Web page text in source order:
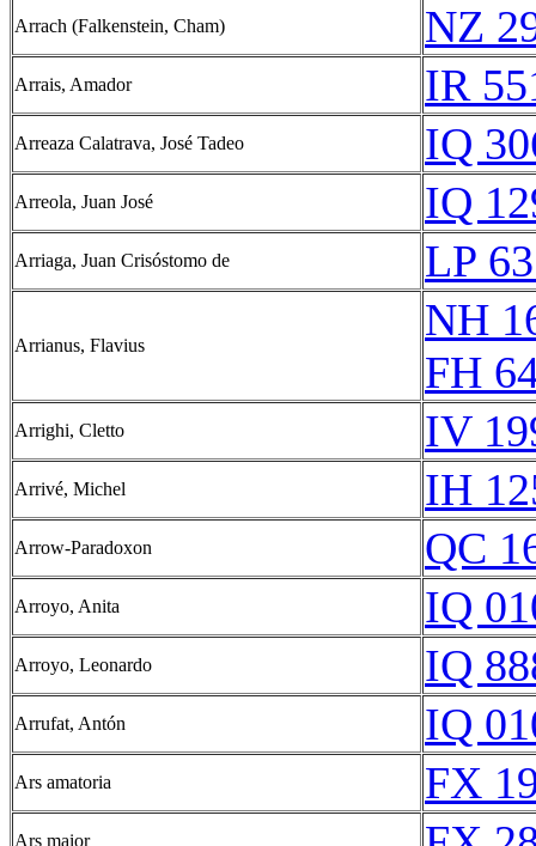
Arrach (Falkenstein, Cham) NZ
Arrais, Amador IR
Arreaza Calatrava, José Tadeo IQ
Arreola, Juan José IQ
Arriaga, Juan Crisóstomo de LP
Arrianus, Flavius
NH
FH
Arrighi, Cletto IV
Arrivé, Michel IH
Arrow-Paradoxon QC
Arroyo, Anita IQ
Arroyo, Leonardo IQ
Arrufat, Antón IQ
Ars amatoria FX
Ars maior